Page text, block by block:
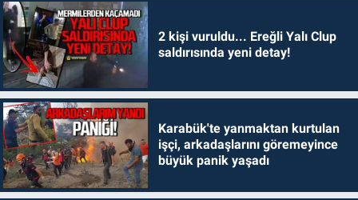
2 kişi vuruldu... Ereğli Yalı Clup
saldırısında yeni detay!
Karabük'te yanmaktan kurtulan
işçi, arkadaşlarını göremeyince
büyük panik yaşadı